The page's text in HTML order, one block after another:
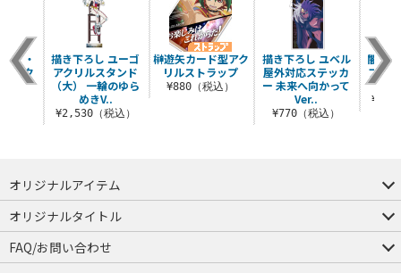
榊遊矢カード型アク
リルストラップ
¥880（税込）
描き下ろし ユベル
屋外対応ステッカ
ー 未来へ向かって
Ver..
¥770（税込）
闇遊
フォ
ド・
アク
ド
描き下ろし ユーゴ
アクリルスタンド
（大） 一輪のゆら
めきV..
¥2,530（税込）
オリジナルアイテム
つままれ
つかまれ
ピョコッテ
オリジナルタイトル
アイテムヤ
ミスカトニック大學購買部
FAQ/お問い合わせ